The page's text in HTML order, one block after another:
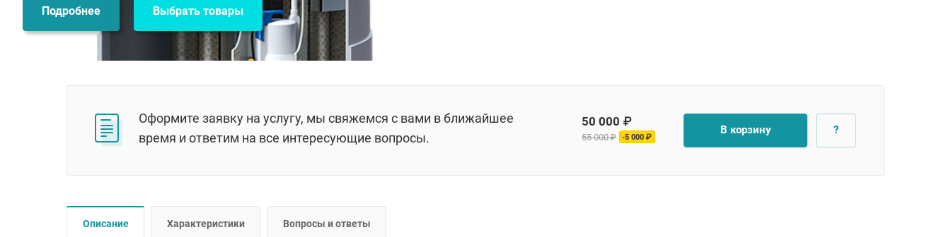
Подробнее Выбрать товары
Оформите заявку на услугу, мы свяжемся с вами в ближайшее
время и ответим на все интересующие вопросы.
50 000 ₽
55 000 ₽ -5 000 ₽
В корзину ?
Описание Характеристики Вопросы и ответы